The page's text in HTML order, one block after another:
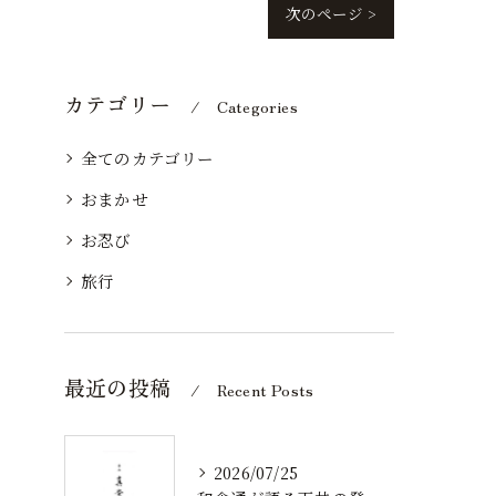
次のページ >
カテゴリー Categories
全てのカテゴリー
おまかせ
お忍び
旅行
最近の投稿 Recent Posts
2026/07/25